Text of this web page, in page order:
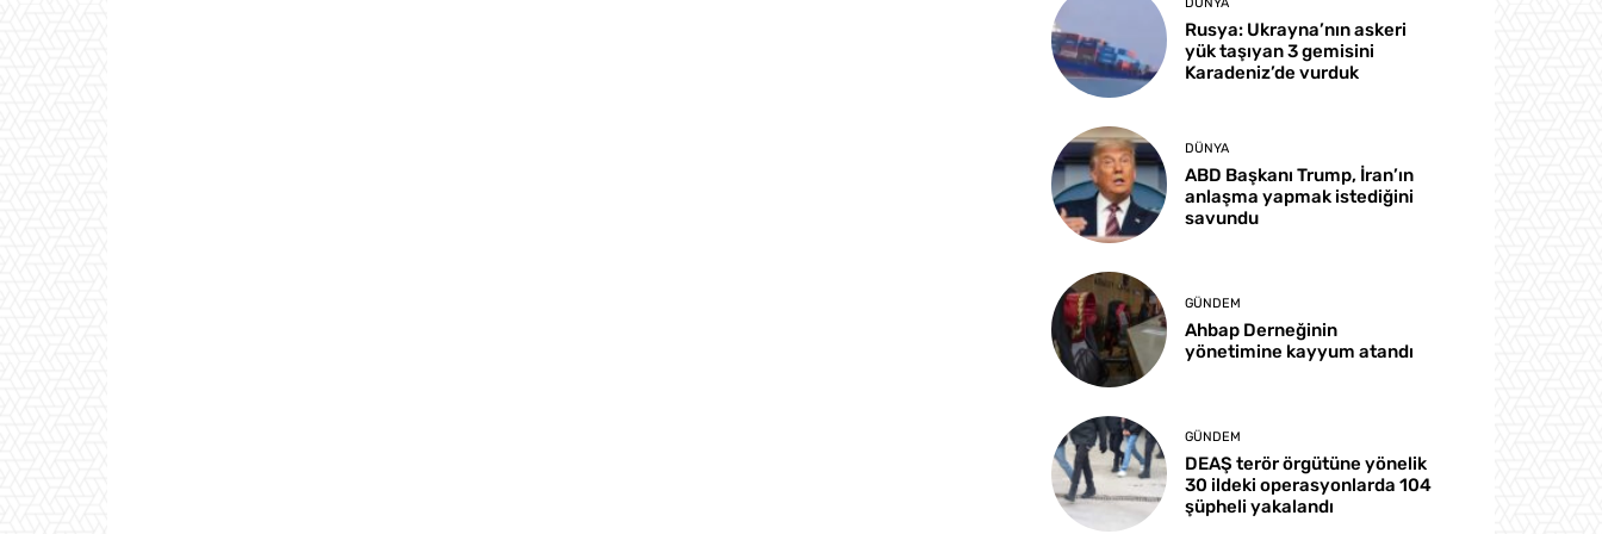
DÜNYA
Rusya: Ukrayna’nın askeri
yük taşıyan 3 gemisini
Karadeniz’de vurduk
DÜNYA
ABD Başkanı Trump, İran’ın
anlaşma yapmak istediğini
savundu
GÜNDEM
Ahbap Derneğinin
yönetimine kayyum atandı
GÜNDEM
DEAŞ terör örgütüne yönelik
30 ildeki operasyonlarda 104
şüpheli yakalandı